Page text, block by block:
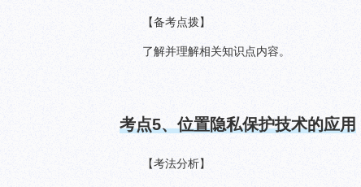
【备考点拨】
了解并理解相关知识点内容。
考点5、位置隐私保护技术的应用
【考法分析】